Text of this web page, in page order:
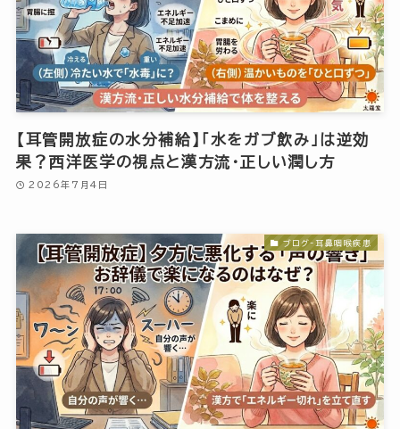
【耳管開放症の水分補給】「水をガブ飲み」は逆効
果？西洋医学の視点と漢方流・正しい潤し方
2026年7月4日
ブログ-耳鼻咽喉疾患